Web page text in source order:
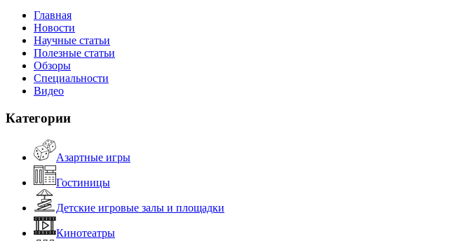
Главная
Новости
Научные статьи
Полезные статьи
Обзоры
Специальности
Видео
Категории
Азартные игры
Гостиницы
Детские игровые залы и площадки
Кинотеатры